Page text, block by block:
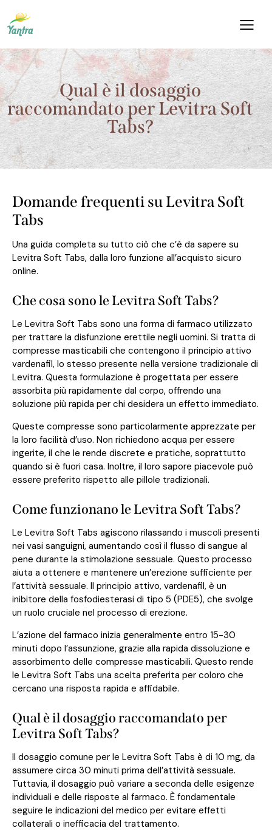
Qual è il dosaggio
raccomandato per Levitra Soft
Tabs?
Domande frequenti su Levitra Soft
Tabs
Una guida completa su tutto ciò che c’è da sapere su
Levitra Soft Tabs, dalla loro funzione all’acquisto sicuro
online.
Che cosa sono le Levitra Soft Tabs?
Le Levitra Soft Tabs sono una forma di farmaco utilizzato
per trattare la disfunzione erettile negli uomini. Si tratta di
compresse masticabili che contengono il principio attivo
vardenafil, lo stesso presente nella versione tradizionale di
Levitra. Questa formulazione è progettata per essere
assorbita più rapidamente dal corpo, offrendo una
soluzione più rapida per chi desidera un effetto immediato.
Queste compresse sono particolarmente apprezzate per
la loro facilità d’uso. Non richiedono acqua per essere
ingerite, il che le rende discrete e pratiche, soprattutto
quando si è fuori casa. Inoltre, il loro sapore piacevole può
essere preferito rispetto alle pillole tradizionali.
Come funzionano le Levitra Soft Tabs?
Le Levitra Soft Tabs agiscono rilassando i muscoli presenti
nei vasi sanguigni, aumentando così il flusso di sangue al
pene durante la stimolazione sessuale. Questo processo
aiuta a ottenere e mantenere un’erezione sufficiente per
l’attività sessuale. Il principio attivo, vardenafil, è un
inibitore della fosfodiesterasi di tipo 5 (PDE5), che svolge
un ruolo cruciale nel processo di erezione.
L’azione del farmaco inizia generalmente entro 15-30
minuti dopo l’assunzione, grazie alla rapida dissoluzione e
assorbimento delle compresse masticabili. Questo rende
le Levitra Soft Tabs una scelta preferita per coloro che
cercano una risposta rapida e affidabile.
Qual è il dosaggio raccomandato per
Levitra Soft Tabs?
Il dosaggio comune per le Levitra Soft Tabs è di 10 mg, da
assumere circa 30 minuti prima dell’attività sessuale.
Tuttavia, il dosaggio può variare a seconda delle esigenze
individuali e delle risposte al farmaco. È fondamentale
seguire le indicazioni del medico per evitare effetti
collaterali o inefficacia del trattamento.